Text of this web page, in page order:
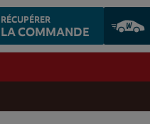
RÉCUPÉRER
LA COMMANDE